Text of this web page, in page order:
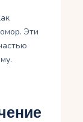
Эти